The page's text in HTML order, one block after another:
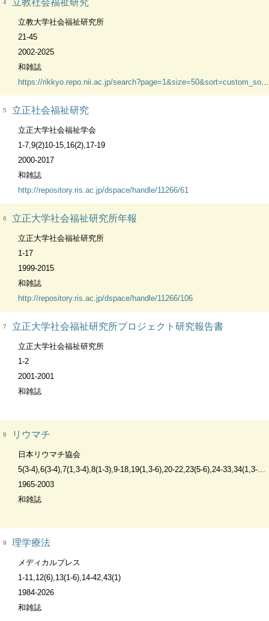
4 立教社会福祉研究
立教大学社会福祉研究所
21-45
2002-2025
和雑誌
https://rikkyo.repo.nii.ac.jp/search?page=1&size=50&sort=custom_sort&search_type=2&q=1729145954544
5 立正社会福祉研究
立正大学社会福祉学会
1-7,9(2)10-15,16(2),17-19
2000-2017
和雑誌
http://repository.ris.ac.jp/dspace/handle/11266/61
6 立正大学社会福祉研究所年報
立正大学社会福祉研究所
1-17
1999-2015
和雑誌
http://repository.ris.ac.jp/dspace/handle/11266/106
7 立正大学社会福祉研究所プロジェクト研究報告書
立正大学社会福祉研究所
1-2
2001-2001
和雑誌
8 リウマチ
日本リウマチ協会
5(3-4),6(3-4),7(1,3-4),8(1-3),9-18,19(1,3-6),20-22,23(5-6),24-33,34(1,3-6),35-40,41(1,3-6),42,43(1-4)
1965-2003
和雑誌
9 理学療法
メディカルプレス
1-11,12(6),13(1-6),14-42,43(1)
1984-2026
和雑誌